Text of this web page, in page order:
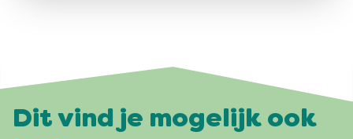
Dit vind je mogelijk ook